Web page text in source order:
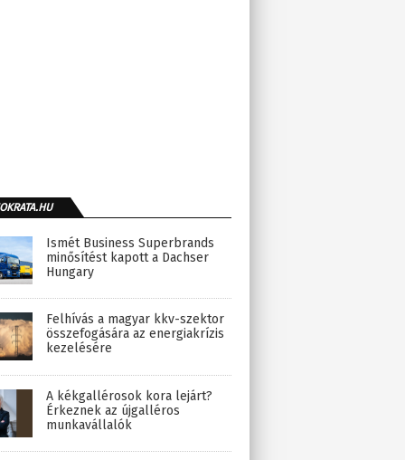
Ismét Business Superbrands
minősítést kapott a Dachser
Hungary
Felhívás a magyar kkv-szektor
összefogására az energiakrízis
kezelésére
A kékgallérosok kora lejárt?
Érkeznek az újgalléros
munkavállalók